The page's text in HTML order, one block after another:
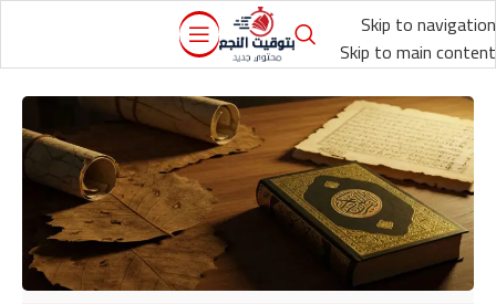
Skip to navigation
Skip to main content